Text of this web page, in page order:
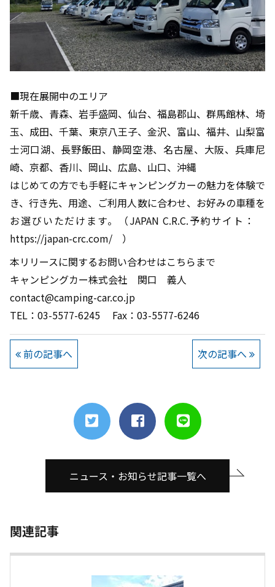
■現在展開中のエリア
新千歳、青森、岩手盛岡、仙台、福島郡山、群馬館林、埼
玉、成田、千葉、東京八王子、金沢、富山、福井、山梨富
士河口湖、長野飯田、静岡空港、名古屋、大阪、兵庫尼
崎、京都、香川、岡山、広島、山口、沖縄
はじめての方でも手軽にキャンピングカーの魅力を体験で
き、行き先、用途、ご利用人数に合わせ、お好みの車種を
お選びいただけます。（JAPAN C.R.C.予約サイト：
https://japan-crc.com/ ）
本リリースに関するお問い合わせはこちらまで
キャンピングカー株式会社 関口 義人
contact@camping-car.co.jp
TEL：03-5577-6245 Fax：03-5577-6246
前の記事へ 次の記事へ
ニュース・お知らせ記事一覧へ
関連記事